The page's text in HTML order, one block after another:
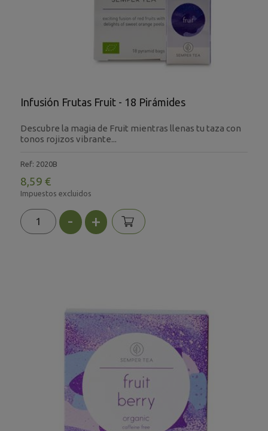
Infusión Frutas Fruit - 18 Pirámides
Descubre la magia de Fruit mientras llenas tu taza con
tonos rojizos vibrante...
Ref: 2020B
8,59 €
Impuestos excluidos
- +